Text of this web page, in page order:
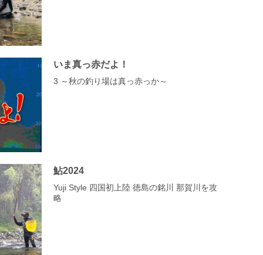
いま真っ赤だよ！
3 ～秋の釣り場は真っ赤っか～
鮎2024
Yuji Style 四国初上陸 徳島の銘川 那賀川を攻
略